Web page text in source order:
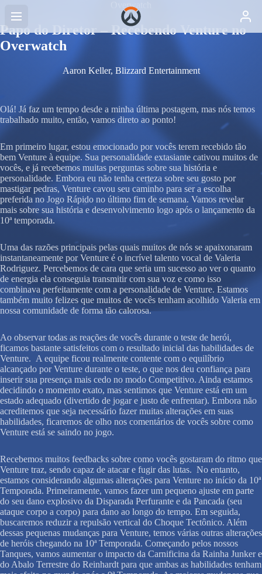
Overwatch
Papo do Diretor – Recebendo Venture no
Overwatch
Aaron Keller, Blizzard Entertainment
Olá! Já faz um tempo desde a minha última postagem, mas nós temos
trabalhado muito, então, vamos direto ao ponto!
Em primeiro lugar, estou emocionado por vocês terem recebido tão
bem Venture à equipe. Sua personalidade extasiante cativou muitos de
vocês, e já recebemos muitas perguntas sobre sua história e
personalidade. Embora eu não tenha certeza sobre seu gosto por
mastigar pedras, Venture cavou seu caminho para ser a escolha
preferida no Jogo Rápido no último fim de semana. Vamos revelar
mais sobre sua história e desenvolvimento logo após o lançamento da
10ª temporada.
Uma das razões principais pelas quais muitos de nós se apaixonaram
instantaneamente por Venture é o incrível talento vocal de Valeria
Rodriguez. Percebemos de cara que seria um sucesso ao ver o quanto
de energia ela conseguia transmitir com sua voz e como isso
combinava perfeitamente com a personalidade de Venture. Estamos
também muito felizes que muitos de vocês tenham acolhido Valeria em
nossa comunidade de forma tão calorosa.
Ao observar todas as reações de vocês durante o teste de herói,
ficamos bastante satisfeitos com o resultado inicial das habilidades de
Venture. A equipe ficou realmente contente com o equilíbrio
alcançado por Venture durante o teste, o que nos deu confiança para
inserir sua presença mais cedo no modo Competitivo. Ainda estamos
decidindo o momento exato, mas sentimos que Venture está em um
estado adequado (divertido de jogar e justo de enfrentar). Embora não
acreditemos que seja necessário fazer muitas alterações em suas
habilidades, ficaremos de olho nos comentários de vocês sobre como
Venture está se saindo no jogo.
Recebemos muitos feedbacks sobre como vocês gostaram do ritmo que
Venture traz, sendo capaz de atacar e fugir das lutas. No entanto,
estamos considerando algumas alterações para Venture no início da 10ª
Temporada. Primeiramente, vamos fazer um pequeno ajuste em parte
do seu dano explosivo da Disparada Perfurante e da Pancada (seu
ataque corpo a corpo) para dano ao longo do tempo. Em seguida,
buscaremos reduzir a repulsão vertical do Choque Tectônico. Além
dessas pequenas mudanças para Venture, temos várias outras alterações
de heróis chegando na 10ª Temporada. Começando pelos nossos
Tanques, vamos aumentar o impacto da Carnificina da Rainha Junker e
do Abalo Terrestre do Reinhardt para que ambas as habilidades tenham